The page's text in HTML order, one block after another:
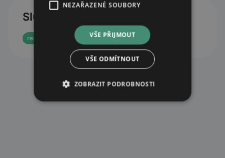
Služby
rezervace eReceptu
NEZAŘAZENÉ SOUBORY
VŠE PŘIJMOUT
VŠE ODMÍTNOUT
ZOBRAZIT PODROBNOSTI